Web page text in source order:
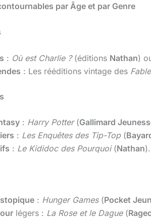
par Âge et par Genre
: Où est Charlie ?(éditions Nathan)
: Les rééditions vintage des
: Harry Potter(Gallimard
: Les Enquêtes des Tip-Top(
: Le Kididoc des Pourquoi(Nathan).
: Hunger Games(Pocket
légers : La Rose et le Dague(